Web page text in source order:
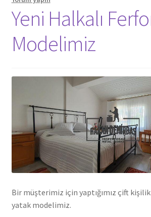
Yeni Halkalı
Modelimiz
Bir müşterimiz için yaptığımız çift
yatak modelimiz.